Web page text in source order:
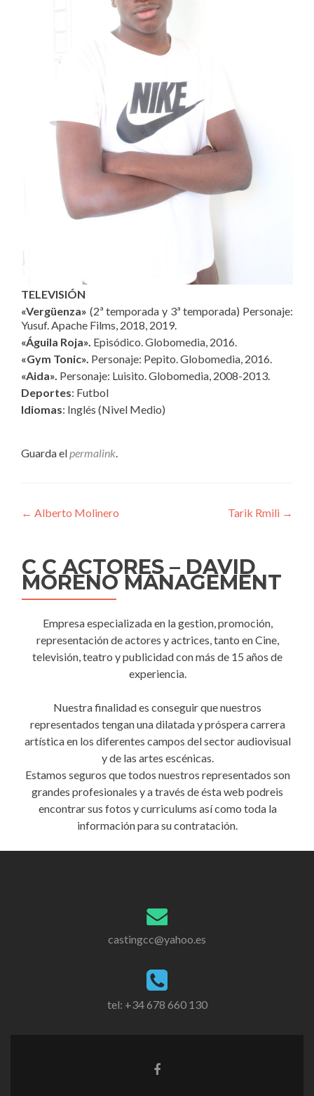
TELEVISIÓN
«Vergüenza» (2ª temporada y 3ª temporada) Personaje:
Yusuf. Apache Films, 2018, 2019.
«Águila Roja». Episódico. Globomedia, 2016.
«Gym Tonic». Personaje: Pepito. Globomedia, 2016.
«Aida». Personaje: Luisito. Globomedia, 2008-2013.
Deportes: Futbol
Idiomas: Inglés (Nivel Medio)
Guarda el permalink
Navegación
entradas
← Alberto Molinero Tarik Rmili →
C C ACTORES – DAVID
MORENO MANAGEMENT
Empresa especializada en la gestion, promoción,
representación de actores y actrices, tanto en Cine,
televisión, teatro y publicidad con más de 15 años de
experiencia.
Nuestra finalidad es conseguir que nuestros
representados tengan una dilatada y próspera carrera
artística en los diferentes campos del sector audiovisual
y de las artes escénicas.
Estamos seguros que todos nuestros representados son
grandes profesionales y a través de ésta web podreis
encontrar sus fotos y curriculums así como toda la
información para su contratación.
castingcc@yahoo.es
tel: +34 678 660 130